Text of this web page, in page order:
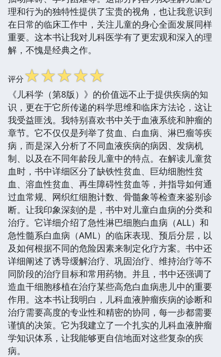
理和行为的独特性提供了宝贵的视角，也让我意识到
在日常的临床工作中，关注儿童的身心全面发展同样
重要。这本书让我对儿科医学有了更宏观和深入的理
解，不愧是经典之作。
评分☆☆☆☆☆
《儿科学（第8版）》的价值远不止于提供疾病的知
识，更在于它所传递的科学思维和临床方法论，这让
我受益匪浅。我特别喜欢书中关于血液系统和肿瘤的
章节。它不仅仅是列举了贫血、白血病、淋巴瘤等疾
病，而是深入分析了不同血液疾病的病因、发病机
制、以及在不同年龄段儿童中的特点。在解读儿童贫
血时，书中详细区分了缺铁性贫血、巨幼细胞性贫
血、溶血性贫血、再生障碍性贫血等，并指导如何通
过血常规、网织红细胞计数、骨髓象等检查来鉴别诊
断。让我印象深刻的是，书中对儿童白血病的分类和
治疗。它详细介绍了急性淋巴细胞白血病（ALL）和
急性髓系白血病（AML）的临床表现、预后分层，以
及如何根据不同的危险因素来制定化疗方案。书中还
详细阐述了诱导缓解治疗、巩固治疗、维持治疗等不
同阶段的治疗目标和常用药物。并且，书中还强调了
造血干细胞移植在治疗某些高危白血病患儿中的重要
作用。这本书让我明白，儿科血液肿瘤疾病的诊断和
治疗需要高度的专业性和精密的协同，每一步都需要
谨慎的决策。它为我建立了一个扎实的儿科血液肿瘤
学知识体系，让我能够更自信地面对这些复杂的疾
病。